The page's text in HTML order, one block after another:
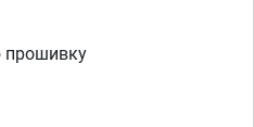
прошивку